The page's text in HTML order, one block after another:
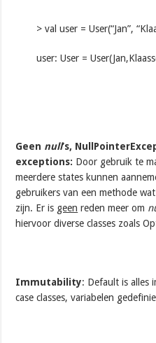
> val user = User(“Jan”,
user: User =
Geen null’s,
exceptions: Door gebruik te
meerdere states kunnen
gebruikers van een methode
zijn. Er is geen reden meer om
hiervoor diverse classes zoals
Immutability: Default is alles
case classes, variabelen